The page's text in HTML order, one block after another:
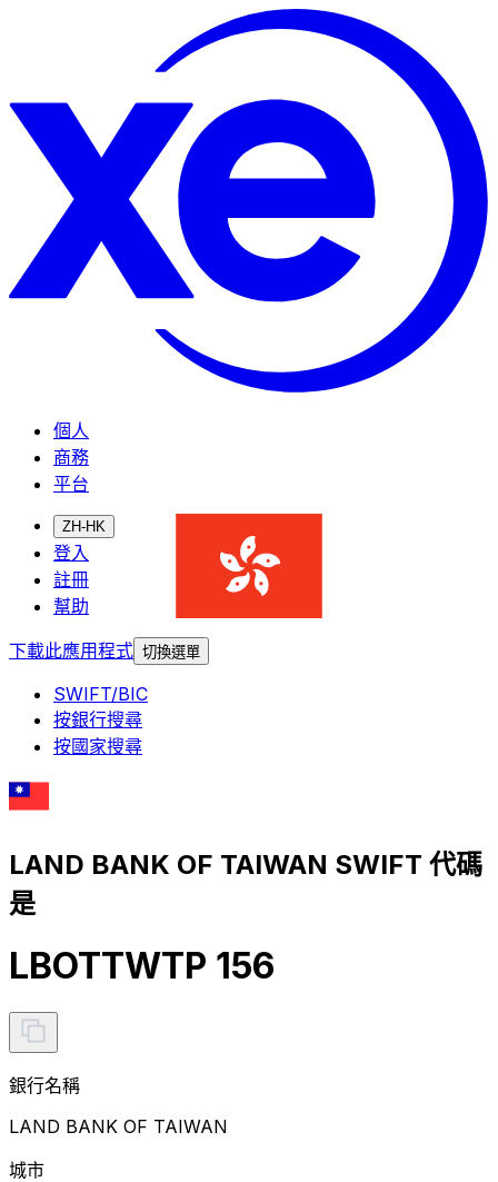
個人
商務
平台
ZH-HK
登入
註冊
幫助
下載此應用程式 切換選單
SWIFT/BIC
按銀行搜尋
按國家搜尋
LAND BANK OF TAIWAN SWIFT 代碼
是
LBOTTWTP 156
銀行名稱
LAND BANK OF TAIWAN
城市